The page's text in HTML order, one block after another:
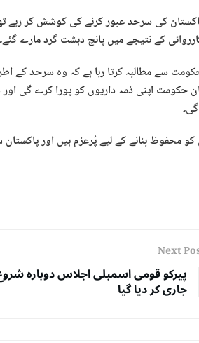
کی سرحد عبور کرنے کی کوشش کر رہے
کے نتیجے میں پانچ دہشت گرد مارے گئے۔
سے مطالبہ کرتا رہا ہے کہ وہ سرحد کے
حکومت اپنی ذمہ داریوں کو پورا کرے گی
محفوظ بنانے کے لیے پُرعزم ہیں اور
Next
پیرکو قومی اسمبلی اجلاس دوبارہ شروع
جاری کر دیا گیا